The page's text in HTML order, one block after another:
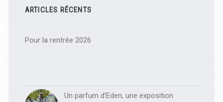
latérale
principale
ARTICLES RÉCENTS
Pour la rentrée 2026
Un parfum d'Eden, une exposition